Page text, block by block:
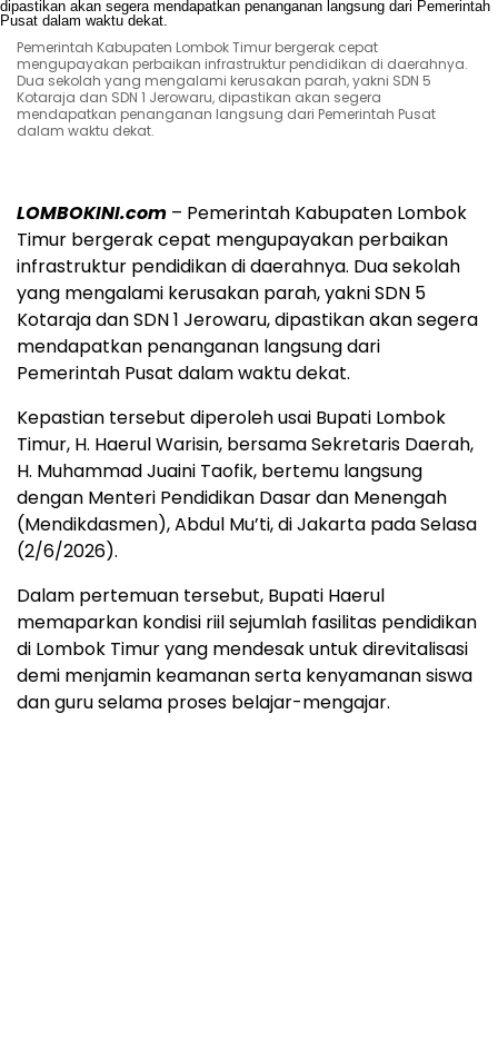
Pemerintah Kabupaten Lombok Timur bergerak cepat
mengupayakan perbaikan infrastruktur pendidikan di daerahnya.
Dua sekolah yang mengalami kerusakan parah, yakni SDN 5
Kotaraja dan SDN 1 Jerowaru, dipastikan akan segera
mendapatkan penanganan langsung dari Pemerintah Pusat
dalam waktu dekat.
LOMBOKINI.com – Pemerintah Kabupaten Lombok
Timur bergerak cepat mengupayakan perbaikan
infrastruktur pendidikan di daerahnya. Dua sekolah
yang mengalami kerusakan parah, yakni SDN 5
Kotaraja dan SDN 1 Jerowaru, dipastikan akan segera
mendapatkan penanganan langsung dari
Pemerintah Pusat dalam waktu dekat.
Kepastian tersebut diperoleh usai Bupati Lombok
Timur, H. Haerul Warisin, bersama Sekretaris Daerah,
H. Muhammad Juaini Taofik, bertemu langsung
dengan Menteri Pendidikan Dasar dan Menengah
(Mendikdasmen), Abdul Mu’ti, di Jakarta pada Selasa
(2/6/2026).
Dalam pertemuan tersebut, Bupati Haerul
memaparkan kondisi riil sejumlah fasilitas pendidikan
di Lombok Timur yang mendesak untuk direvitalisasi
demi menjamin keamanan serta kenyamanan siswa
dan guru selama proses belajar-mengajar.